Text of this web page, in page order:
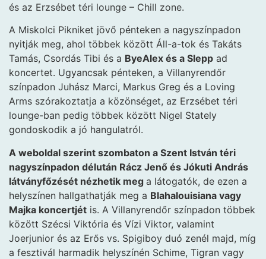
és az Erzsébet téri lounge – Chill zone.
A Miskolci Pikniket jövő pénteken a nagyszínpadon
nyitják meg, ahol többek között Áll-a-tok és Takáts
Tamás, Csordás Tibi és a ByeAlex és a Slepp ad
koncertet. Ugyancsak pénteken, a Villanyrendőr
színpadon Juhász Marci, Markus Greg és a Loving
Arms szórakoztatja a közönséget, az Erzsébet téri
lounge-ban pedig többek között Nigel Stately
gondoskodik a jó hangulatról.
A weboldal szerint szombaton a Szent István téri
nagyszínpadon délután Rácz Jenő és Jókuti András
látványfőzését nézhetik meg a látogatók, de ezen a
helyszínen hallgathatják meg a Blahalouisiana vagy
Majka koncertjét is. A Villanyrendőr színpadon többek
között Szécsi Viktória és Vízi Viktor, valamint
Joerjunior és az Erős vs. Spigiboy duó zenél majd, míg
a fesztivál harmadik helyszínén Schime, Tigran vagy